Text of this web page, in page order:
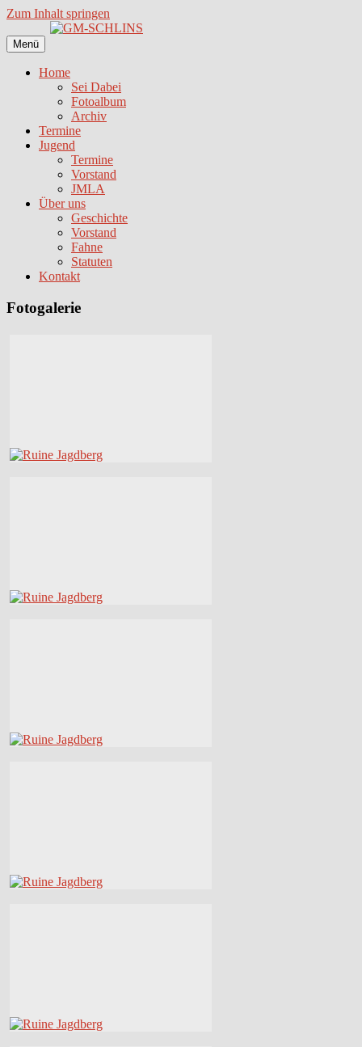
Zum Inhalt springen
Menü
Home
Sei Dabei
Fotoalbum
Archiv
Termine
Jugend
Termine
Vorstand
JMLA
Über uns
Geschichte
Vorstand
Fahne
Statuten
Kontakt
Fotogalerie